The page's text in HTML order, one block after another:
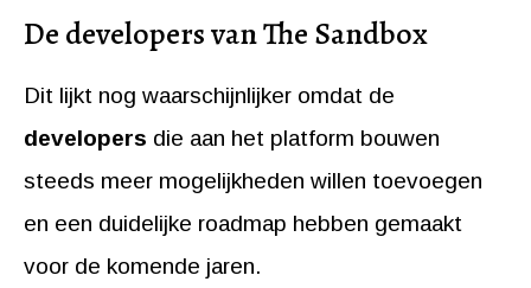
De developers van The Sandbox
Dit lijkt nog waarschijnlijker omdat de
developers die aan het platform bouwen
steeds meer mogelijkheden willen toevoegen
en een duidelijke roadmap hebben gemaakt
voor de komende jaren.